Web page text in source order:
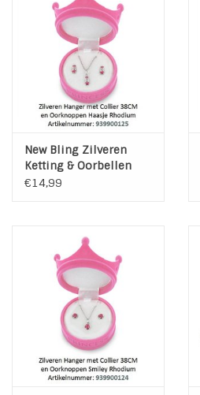
New Bling Zilveren
Ketting & Oorbellen
setje HAASJE -
€14,99